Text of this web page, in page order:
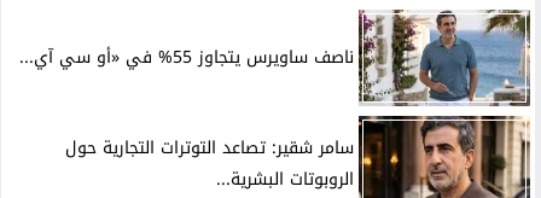
ناصف ساويرس يتجاوز 55% في «أو سي آي...
سامر شقير: تصاعد التوترات التجارية حول
الروبوتات البشرية...